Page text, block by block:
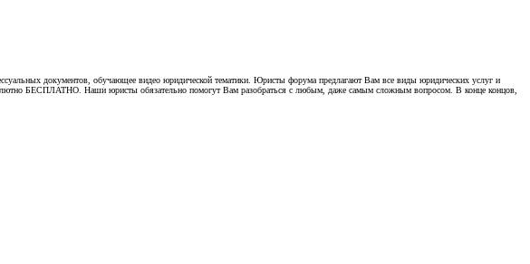
документов, обучающее видео юридической тематики. Юристы форума предлагают Вам все виды юридических услуг и
БЕСПЛАТНО. Наши юристы обязательно помогут Вам разобраться с любым, даже самым сложным вопросом. В конце концов,